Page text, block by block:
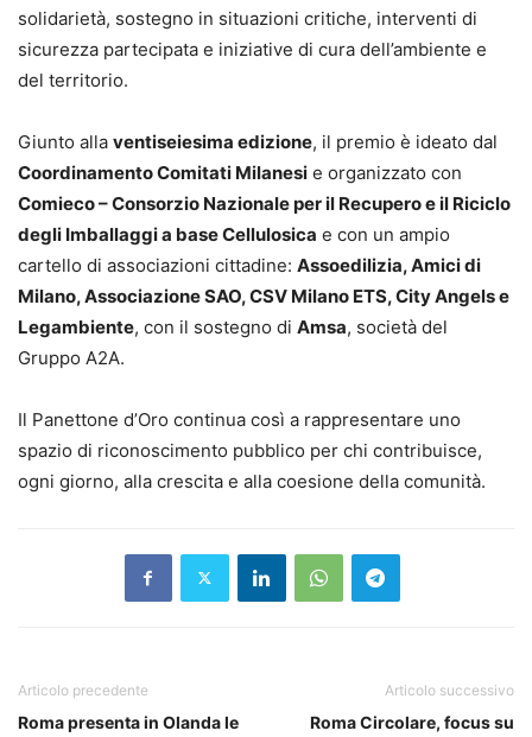
solidarietà, sostegno in situazioni critiche, interventi di
sicurezza partecipata e iniziative di cura dell’ambiente e
del territorio.
Giunto alla ventiseiesima edizione, il premio è ideato dal
Coordinamento Comitati Milanesi e organizzato con
Comieco – Consorzio Nazionale per il Recupero e il Riciclo
degli Imballaggi a base Cellulosica e con un ampio
cartello di associazioni cittadine: Assoedilizia, Amici di
Milano, Associazione SAO, CSV Milano ETS, City Angels e
Legambiente, con il sostegno di Amsa, società del
Gruppo A2A.
Il Panettone d’Oro continua così a rappresentare uno
spazio di riconoscimento pubblico per chi contribuisce,
ogni giorno, alla crescita e alla coesione della comunità.
Articolo precedente
Roma presenta in Olanda le
Articolo successivo
Roma Circolare, focus su